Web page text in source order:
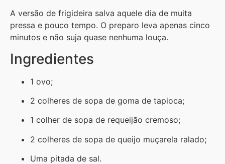
A versão de frigideira salva aquele dia de muita
pressa e pouco tempo. O preparo leva apenas cinco
minutos e não suja quase nenhuma louça.
Ingredientes
1 ovo;
2 colheres de sopa de goma de tapioca;
1 colher de sopa de requeijão cremoso;
2 colheres de sopa de queijo muçarela ralado;
Uma pitada de sal.